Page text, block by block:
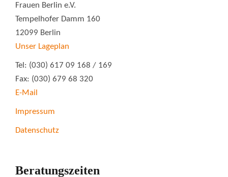
Frauen Berlin e.V.
Tempelhofer Damm 160
12099 Berlin
Unser Lageplan
Tel: (030) 617 09 168 / 169
Fax: (030) 679 68 320
E-Mail
Impressum
Datenschutz
Beratungszeiten